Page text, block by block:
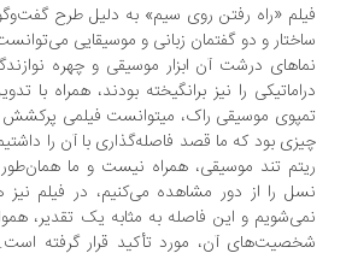
«راه رفتن روی سیم» به دلیل طرح گفت‌وگوی
و دو گفتمان زبانی و موسیقایی می‌توانست
درشت آن ابزار موسیقی و چهره نوازندگان
را نیز برانگیخته بودند، همراه با تدوین
موسیقی راک، میتوانست فیلمی پرکشش باشد و
بود که ما قصد فاصله‌گذاری با آن را داشتیم، ریتم
تند موسیقی، همراه نیست و ما همان‌طور که در
را از دور مشاهده می‌کنیم، در فیلم نیز هرگز
و این فاصله به مثابه یک تقدیر، همواره
آن، مورد تأکید قرار گرفته است. تولید